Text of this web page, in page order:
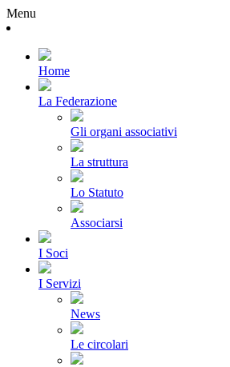
Menu
Home
La Federazione
Gli organi associativi
La struttura
Lo Statuto
Associarsi
I Soci
I Servizi
News
Le circolari